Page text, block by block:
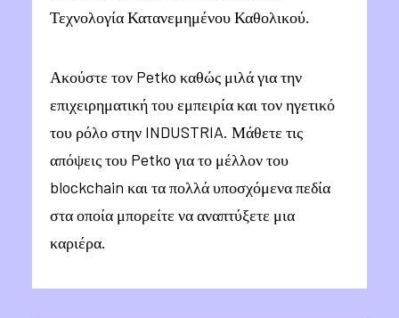
Τεχνολογία Κατανεμημένου Καθολικού.
Ακούστε τον Petko καθώς μιλά για την
επιχειρηματική του εμπειρία και τον ηγετικό
του ρόλο στην INDUSTRIA. Μάθετε τις
απόψεις του Petko για το μέλλον του
blockchain και τα πολλά υποσχόμενα πεδία
στα οποία μπορείτε να αναπτύξετε μια
καριέρα.